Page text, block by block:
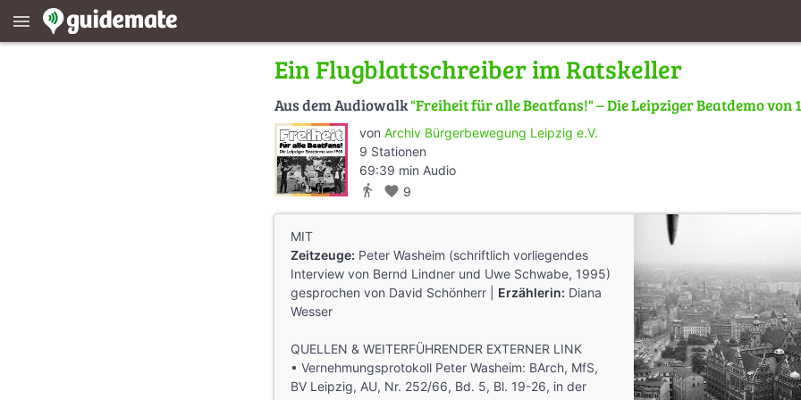
menu
Ein Flugblattschreiber im Ratskeller
Aus dem Audiowalk"Freiheit für alle Beatfans!" – Die Leipziger Beatdemo von
von Archiv Bürgerbewegung Leipzig e.V.
9 Stationen
69:39 min Audio
directions_walk favorite 9
MIT
Zeitzeuge: Peter Washeim (schriftlich vorliegendes
Interview von Bernd Lindner und Uwe Schwabe, 1995)
gesprochen von David Schönherr | Erzählerin: Diana
Wesser
QUELLEN & WEITERFÜHRENDER EXTERNER LINK
• Vernehmungsprotokoll Peter Washeim: BArch, MfS,
BV Leipzig, AU, Nr. 252/66, Bd. 5, Bl. 19-26, in der